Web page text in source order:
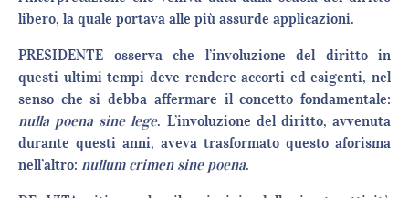
libero, la quale portava alle più assurde applicazioni.
PRESIDENTE osserva che l’involuzione del diritto in
questi ultimi tempi deve rendere accorti ed esigenti, nel
senso che si debba affermare il concetto fondamentale:
nulla poena sine lege. L’involuzione del diritto, avvenuta
durante questi anni, aveva trasformato questo aforisma
nell’altro: nullum crimen sine poena.